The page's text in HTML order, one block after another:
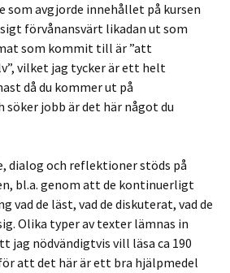
som avgjorde innehållet på kursen
förvånansvärt likadan ut som
som kommit till är ”att
vilket jag tycker är ett helt
då du kommer ut på
söker jobb är det här något du
dialog och reflektioner stöds på
bl.a. genom att de kontinuerligt
vad de läst, vad de diskuterat, vad de
Olika typer av texter lämnas in
jag nödvändigtvis vill läsa ca 190
att det här är ett bra hjälpmedel